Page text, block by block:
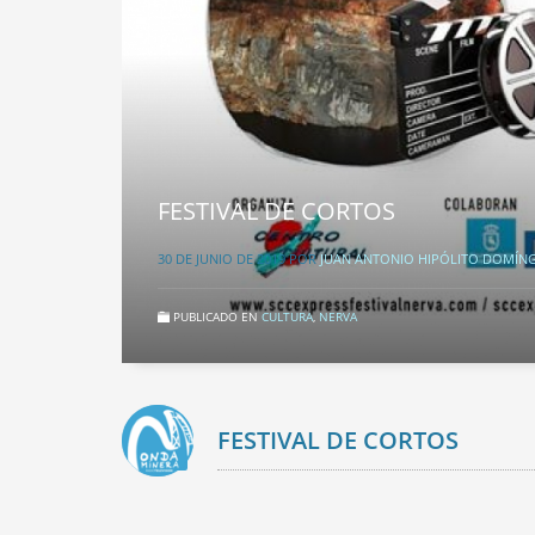
FESTIVAL DE CORTOS
30 DE JUNIO DE 2019PORJUAN ANTONIO HIPÓLITO
PUBLICADO ENCULTURA,NERVA
FESTIVAL DE CORTOS